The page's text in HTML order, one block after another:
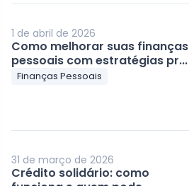
1 de abril de 2026
Como melhorar suas finanças
pessoais com estratégias pr...
Finanças Pessoais
31 de março de 2026
Crédito solidário: como